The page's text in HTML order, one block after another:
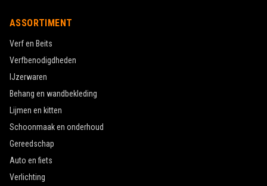
ASSORTIMENT
Verf en Beits
Verfbenodigdheden
IJzerwaren
Behang en wandbekleding
Lijmen en kitten
Schoonmaak en onderhoud
Gereedschap
Auto en fiets
Verlichting